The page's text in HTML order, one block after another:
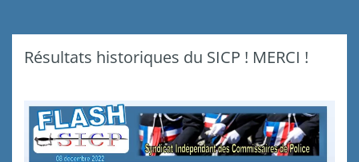
Résultats historiques du SICP ! MERCI !